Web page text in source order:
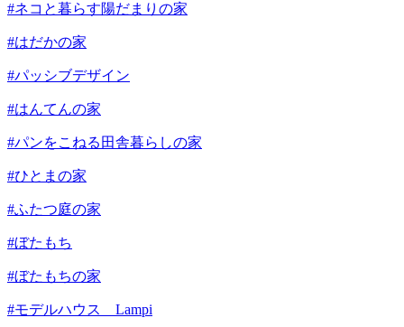
#ネコと暮らす陽だまりの家
#はだかの家
#パッシブデザイン
#はんてんの家
#パンをこねる田舎暮らしの家
#ひとまの家
#ふたつ庭の家
#ぼたもち
#ぼたもちの家
#モデルハウス Lampi